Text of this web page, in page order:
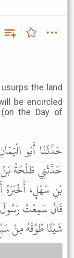
be encircled
the Day of
حَدَّثَنَا أَبُو
حَدَّثَنِي طَلْحَةُ بْنُ
بْنِ سَهْلٍ،
قَالَ سَمِعْتُ
شَيْئًا طُوِّقَهُ مِنْ